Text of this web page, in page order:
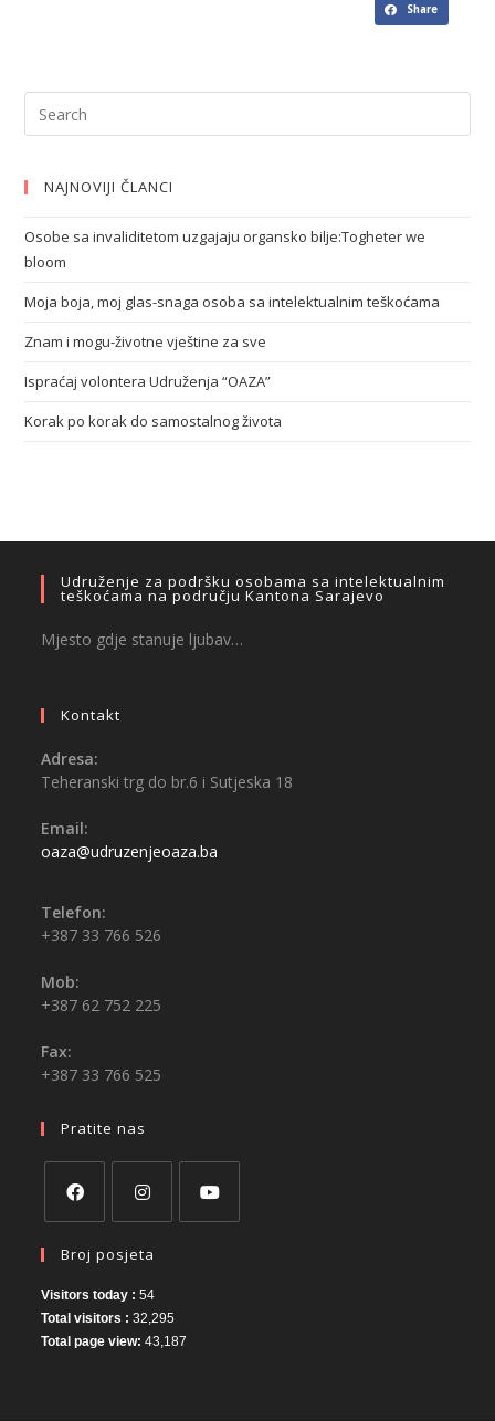
Share
NAJNOVIJI ČLANCI
Osobe sa invaliditetom uzgajaju organsko bilje:Togheter we
bloom
Moja boja, moj glas-snaga osoba sa intelektualnim teškoćama
Znam i mogu-životne vještine za sve
Ispraćaj volontera Udruženja “OAZA”
Korak po korak do samostalnog života
Udruženje za podršku osobama sa intelektualnim
teškoćama na području Kantona Sarajevo
Mjesto gdje stanuje ljubav…
Kontakt
Adresa:
Teheranski trg do br.6 i Sutjeska 18
Email:
oaza@udruzenjeoaza.ba
Telefon:
+387 33 766 526
Mob:
+387 62 752 225
Fax:
+387 33 766 525
Pratite nas
Broj posjeta
Visitors today :54
Total visitors :32,295
Total page view:43,187